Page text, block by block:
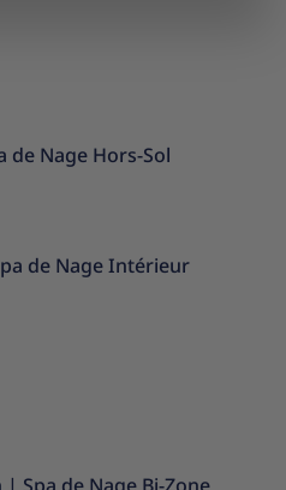
de Nage Hors-Sol
de Nage Intérieur